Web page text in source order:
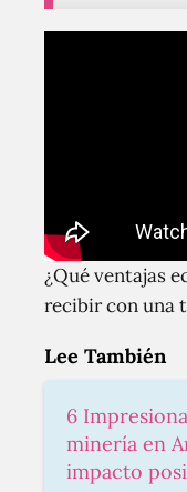
¿Qué ventajas
recibir con una
Lee También
6
minería en
impacto